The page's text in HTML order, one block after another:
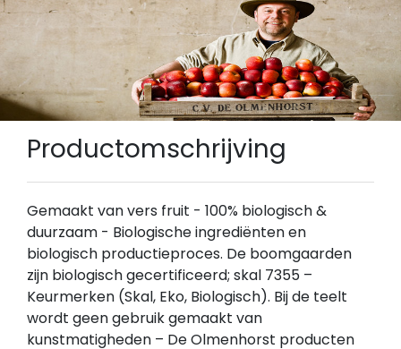
Productomschrijving
Gemaakt van vers fruit - 100% biologisch &
duurzaam - Biologische ingrediënten en
biologisch productieproces. De boomgaarden
zijn biologisch gecertificeerd; skal 7355 –
Keurmerken (Skal, Eko, Biologisch). Bij de teelt
wordt geen gebruik gemaakt van
kunstmatigheden – De Olmenhorst producten